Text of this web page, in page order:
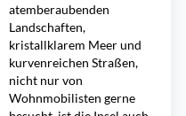
atemberaubenden
Landschaften,
kristallklarem Meer und
kurvenreichen Straßen,
nicht nur von
Wohnmobilisten gerne